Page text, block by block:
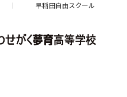
早稲田自由スクール